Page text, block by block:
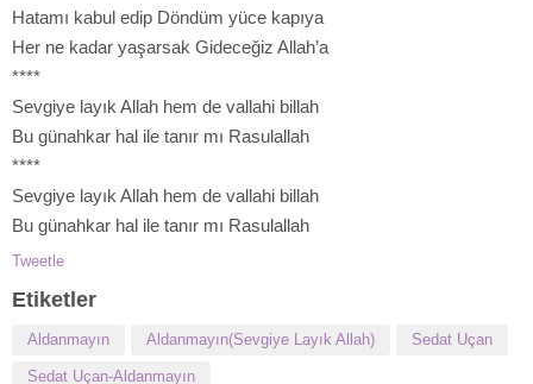
Hatamı kabul edip Döndüm yüce kapıya
Her ne kadar yaşarsak Gideceğiz Allah’a
****
Sevgiye layık Allah hem de vallahi billah
Bu günahkar hal ile tanır mı Rasulallah
****
Sevgiye layık Allah hem de vallahi billah
Bu günahkar hal ile tanır mı Rasulallah
Tweetle
Etiketler
Aldanmayın Aldanmayın(Sevgiye Layık Allah) Sedat Uçan
Sedat Uçan-Aldanmayın